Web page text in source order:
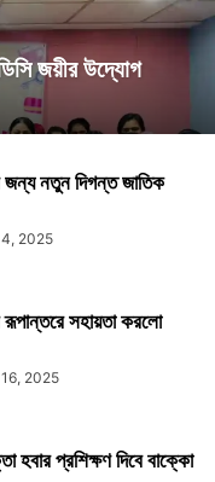
জয়ীর উদ্যোগ
জন্য নতুন দিগন্ত জাতিক
2025
রূপান্তরে সহায়তা করলো
2025
হবার প্রশিক্ষণ দিবে বাক্কো